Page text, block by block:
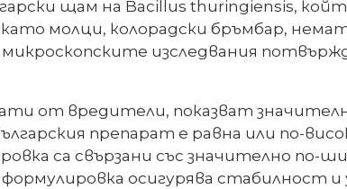
щам на Bacillus thuringiensis,
молци, колорадски бръмбар,
изследвания
от вредители, показват
препарат е равна или по-
са свързани със значително по-
осигурява стабилност и